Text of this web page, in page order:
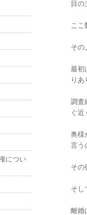
目の
ここ
その
最初
りあ
調査
ぐ近
奥様
言う
その
そし
離婚
につい